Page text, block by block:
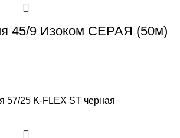
45/9 Изоком СЕРАЯ (50м)